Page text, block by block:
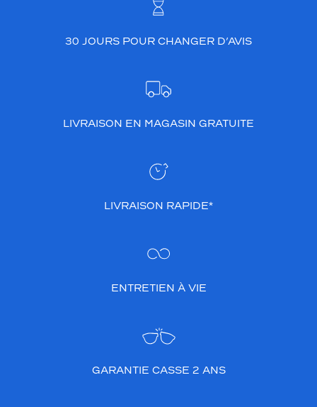
30 JOURS POUR CHANGER D’AVIS
LIVRAISON EN MAGASIN GRATUITE
LIVRAISON RAPIDE*
ENTRETIEN À VIE
GARANTIE CASSE 2 ANS